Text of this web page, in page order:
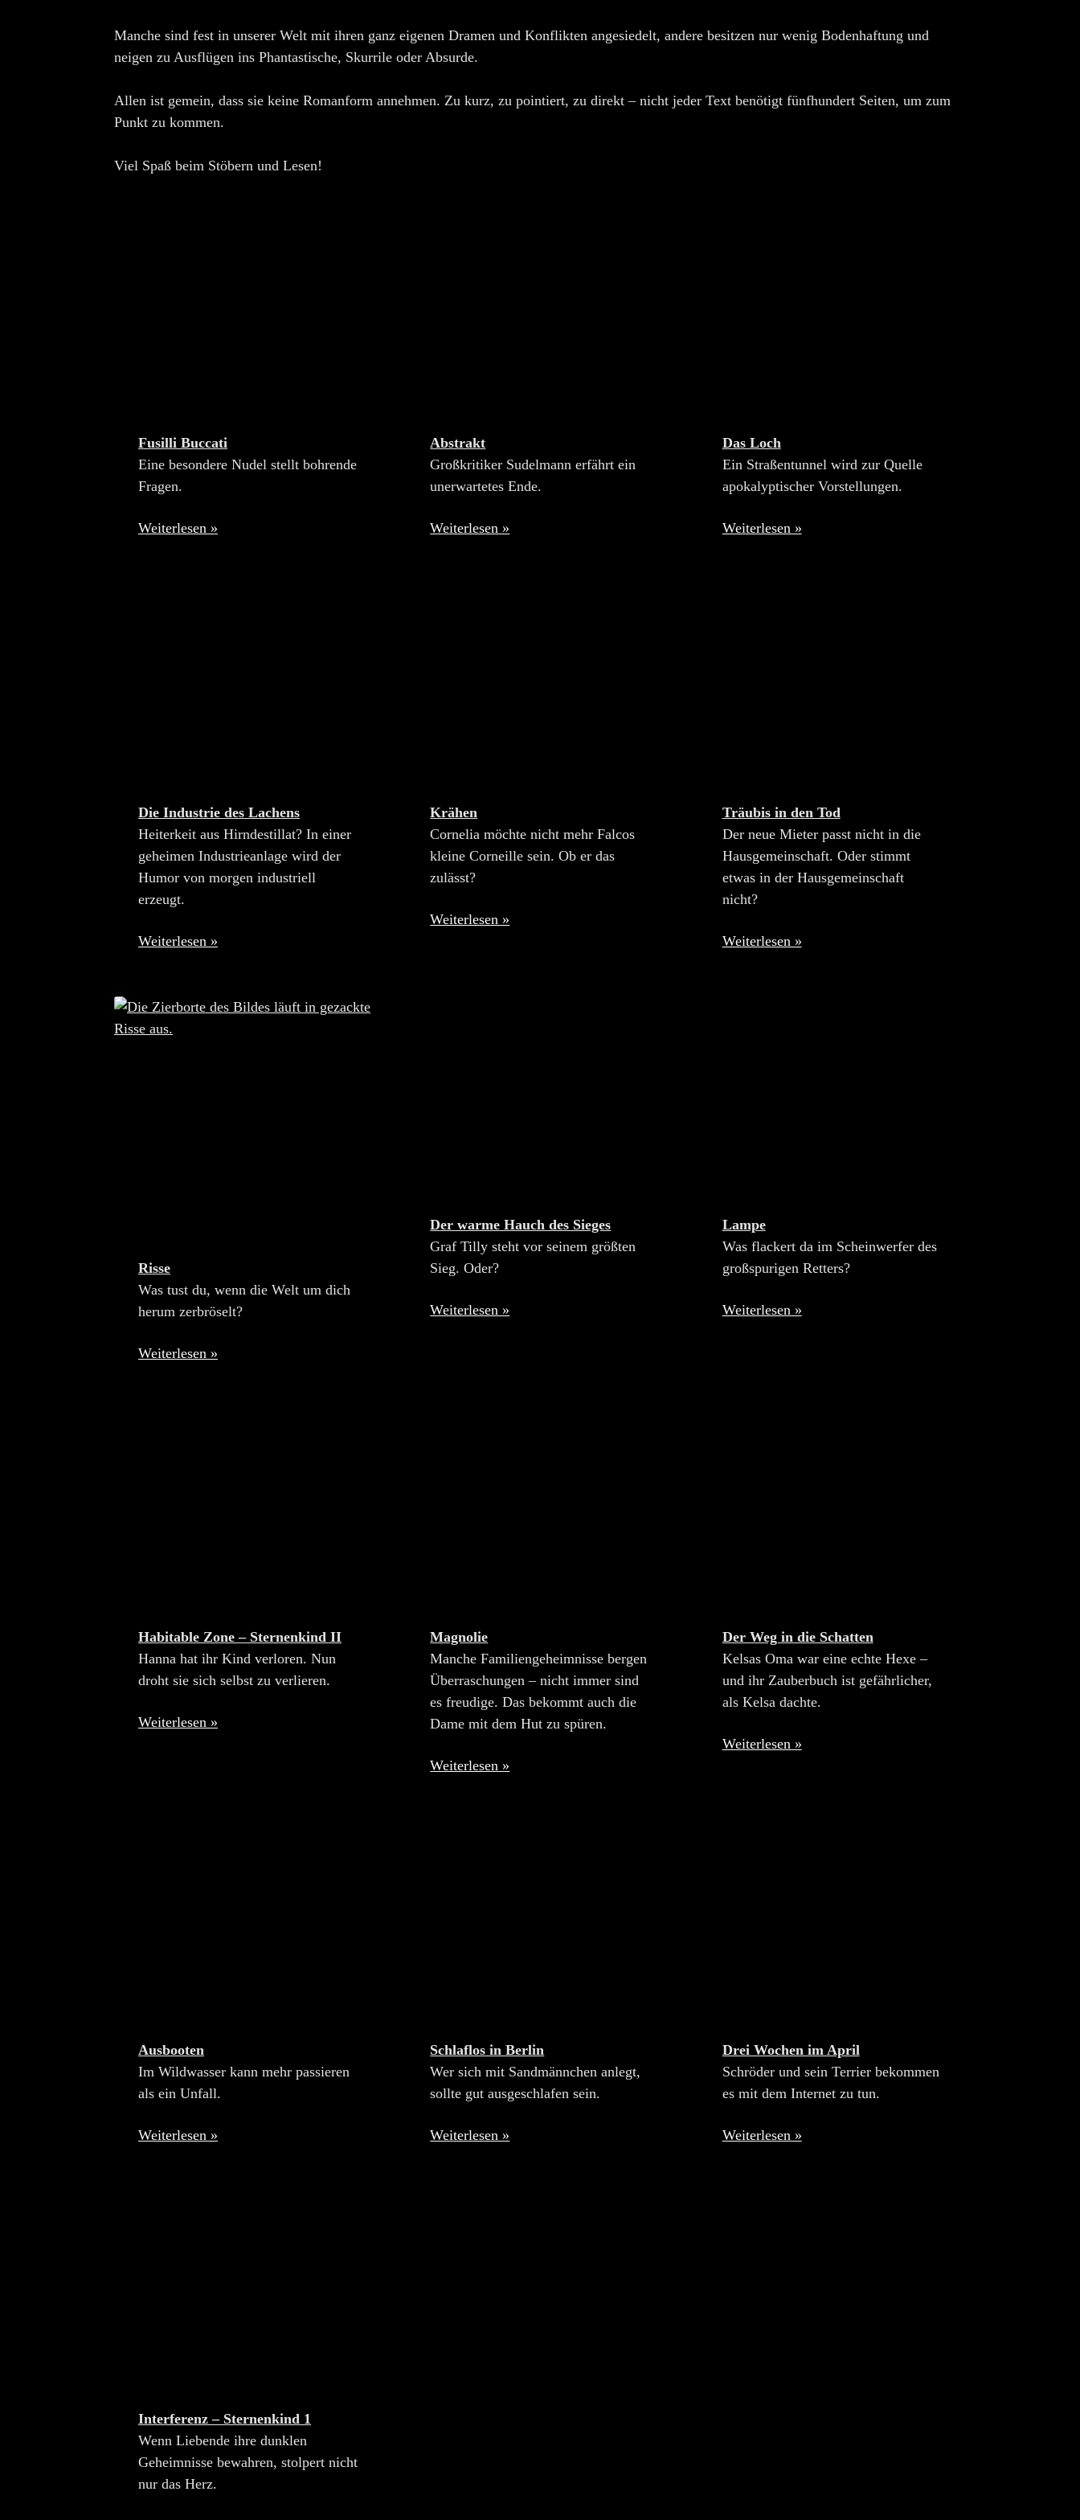
Manche sind fest in unserer Welt mit ihren ganz eigenen Dramen und Konflikten angesiedelt, andere besitzen nur wenig Bodenhaftung und
neigen zu Ausflügen ins Phantastische, Skurrile oder Absurde.
Allen ist gemein, dass sie keine Romanform annehmen. Zu kurz, zu pointiert, zu direkt – nicht jeder Text benötigt fünfhundert Seiten, um zum
Punkt zu kommen.
Viel Spaß beim Stöbern und Lesen!
Fusilli Buccati
Eine besondere Nudel stellt bohrende
Fragen.
Weiterlesen »
Abstrakt
Großkritiker Sudelmann erfährt ein
unerwartetes Ende.
Weiterlesen »
Das Loch
Ein Straßentunnel wird zur Quelle
apokalyptischer Vorstellungen.
Weiterlesen »
Die Industrie des Lachens
Heiterkeit aus Hirndestillat? In einer
geheimen Industrieanlage wird der
Humor von morgen industriell
erzeugt.
Weiterlesen »
Krähen
Cornelia möchte nicht mehr Falcos
kleine Corneille sein. Ob er das
zulässt?
Weiterlesen »
Träubis in den Tod
Der neue Mieter passt nicht in die
Hausgemeinschaft. Oder stimmt
etwas in der Hausgemeinschaft
nicht?
Weiterlesen »
Risse
Was tust du, wenn die Welt um dich
herum zerbröselt?
Weiterlesen »
Der warme Hauch des Sieges
Graf Tilly steht vor seinem größten
Sieg. Oder?
Weiterlesen »
Lampe
Was flackert da im Scheinwerfer des
großspurigen Retters?
Weiterlesen »
Habitable Zone – Sternenkind II
Hanna hat ihr Kind verloren. Nun
droht sie sich selbst zu verlieren.
Weiterlesen »
Magnolie
Manche Familiengeheimnisse bergen
Überraschungen – nicht immer sind
es freudige. Das bekommt auch die
Dame mit dem Hut zu spüren.
Weiterlesen »
Der Weg in die Schatten
Kelsas Oma war eine echte Hexe –
und ihr Zauberbuch ist gefährlicher,
als Kelsa dachte.
Weiterlesen »
Ausbooten
Im Wildwasser kann mehr passieren
als ein Unfall.
Weiterlesen »
Schlaflos in Berlin
Wer sich mit Sandmännchen anlegt,
sollte gut ausgeschlafen sein.
Weiterlesen »
Drei Wochen im April
Schröder und sein Terrier bekommen
es mit dem Internet zu tun.
Weiterlesen »
Interferenz – Sternenkind 1
Wenn Liebende ihre dunklen
Geheimnisse bewahren, stolpert nicht
nur das Herz.